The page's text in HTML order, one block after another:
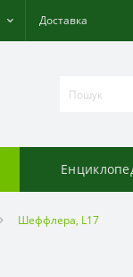
Доставка
Шеффлера, L17